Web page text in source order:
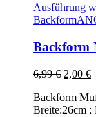
Ausführung
Backform
Backform
6,99€
war:
6,99 €
2,00 €
Backform
Breite:26cm ;